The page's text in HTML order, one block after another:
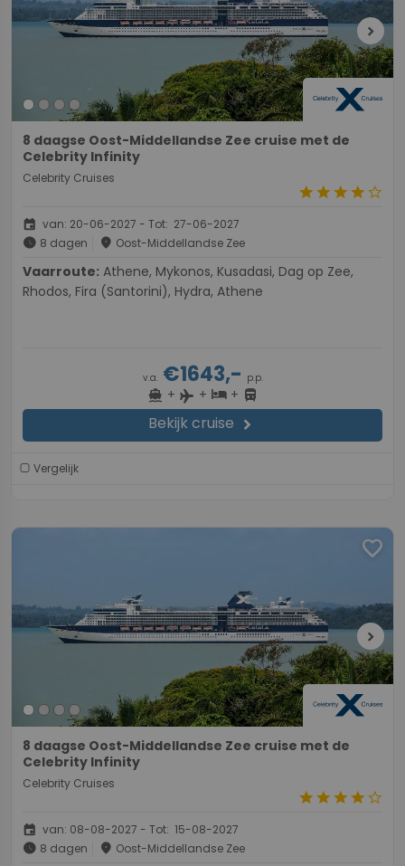
chevron_right
8 daagse Oost-Middellandse Zee cruise met de
Celebrity Infinity
Celebrity Cruises
starstarstarstarstar_border
event van: 20-06-2027 - Tot: 27-06-2027
schedule 8 dagen place Oost-Middellandse Zee
Vaarroute:
Rhodos, Fira (Santorini), Hydra, Athene
v.a.€1643,- p.p.
directions_boat + flight + hotel+ directions_bus
Bekijk cruise chevron_right
Vergelijk
favorite
chevron_right
8 daagse Oost-Middellandse Zee cruise met de
Celebrity Infinity
Celebrity Cruises
starstarstarstarstar_border
event van: 08-08-2027 - Tot: 15-08-2027
schedule 8 dagen place Oost-Middellandse Zee